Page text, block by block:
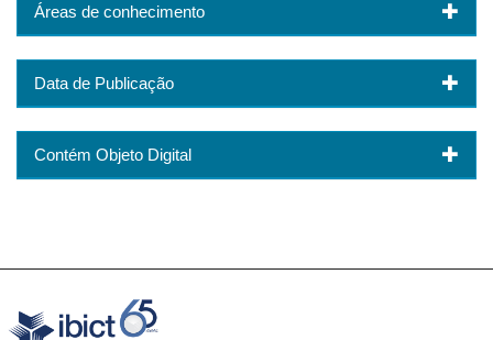
Áreas de conhecimento
Data de Publicação
Contém Objeto Digital